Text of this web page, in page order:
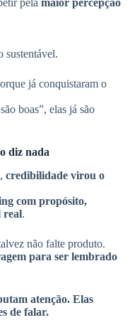
sustentável.
já conquistaram o
boas”, elas já são
diz nada
credibilidade virou o
com propósito,
real.
não falte produto.
para ser lembrado
atenção. Elas
de falar.